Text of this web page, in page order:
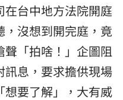
在台中地方法院開庭
，沒想到開完庭，竟
聲「拍啥！」企圖阻
訊息，要求擔供現場
想要了解」，大有威